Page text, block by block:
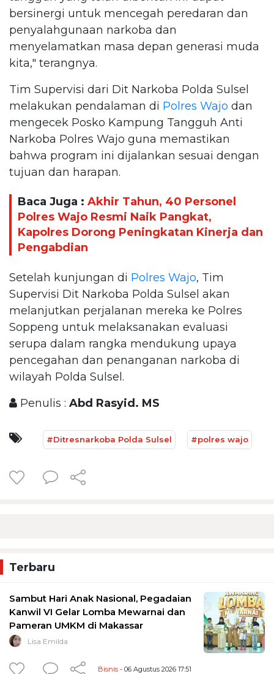
bersinergi untuk mencegah peredaran dan
penyalahgunaan narkoba dan
menyelamatkan masa depan generasi muda
kita," terangnya.
Tim Supervisi dari Dit Narkoba Polda Sulsel
melakukan pendalaman di Polres Wajo dan
mengecek Posko Kampung Tangguh Anti
Narkoba Polres Wajo guna memastikan
bahwa program ini dijalankan sesuai dengan
tujuan dan harapan.
Baca Juga : Akhir Tahun, 40 Personel
Polres Wajo Resmi Naik Pangkat,
Kapolres Dorong Peningkatan Kinerja dan
Pengabdian
Setelah kunjungan di Polres Wajo, Tim
Supervisi Dit Narkoba Polda Sulsel akan
melanjutkan perjalanan mereka ke Polres
Soppeng untuk melaksanakan evaluasi
serupa dalam rangka mendukung upaya
pencegahan dan penanganan narkoba di
wilayah Polda Sulsel.
Penulis : Abd Rasyid. MS
#Ditresnarkoba Polda Sulsel #polres wajo
Terbaru
Sambut Hari Anak Nasional, Pegadaian
Kanwil VI Gelar Lomba Mewarnai dan
Pameran UMKM di Makassar
Lisa Emilda
Bisnis - 06 Agustus 2026 17:51